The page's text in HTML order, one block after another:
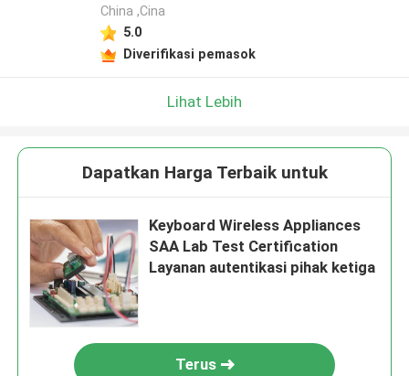
China ,Cina
5.0
Diverifikasi pemasok
Lihat Lebih
Dapatkan Harga Terbaik untuk
Keyboard Wireless Appliances
SAA Lab Test Certification
Layanan autentikasi pihak ketiga
Terus